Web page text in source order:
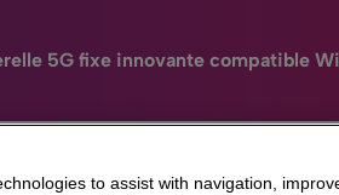
5G fixe innovante compatible
to assist with navigation,